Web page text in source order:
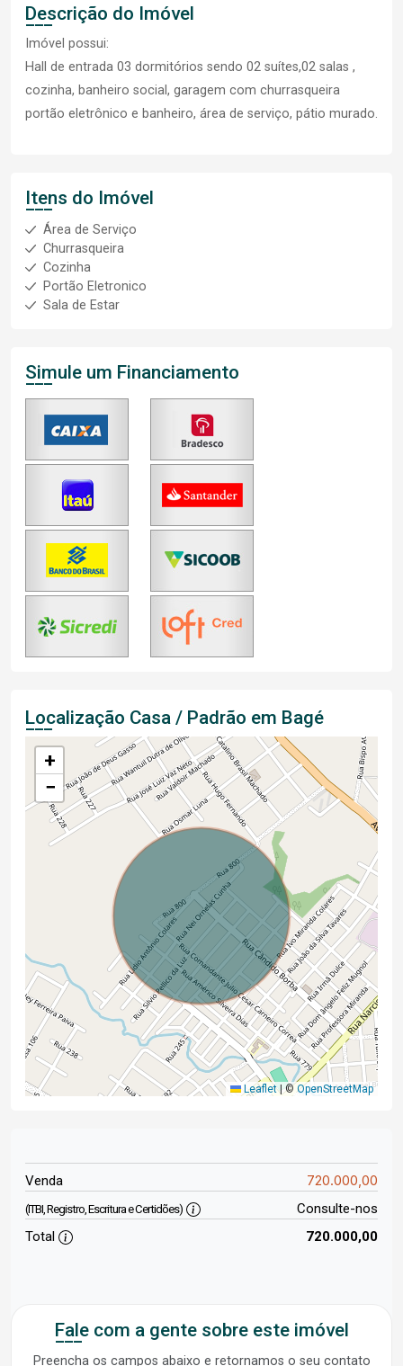
Descrição do Imóvel
Imóvel possui:
Hall de entrada 03 dormitórios sendo 02 suítes,02 salas ,
cozinha, banheiro social, garagem com churrasqueira
portão eletrônico e banheiro, área de serviço, pátio murado.
Itens do Imóvel
Área de Serviço
Churrasqueira
Cozinha
Portão Eletronico
Sala de Estar
Simule um Financiamento
Localização Casa / Padrão em Bagé
+
−
Leaflet |© OpenStreetMap
Venda 720.000,00
(ITBI, Registro, Escritura e Certidões)
Consulte-nos
Total
720.000,00
Fale com a gente sobre este imóvel
Preencha os campos abaixo e retornamos o seu contato